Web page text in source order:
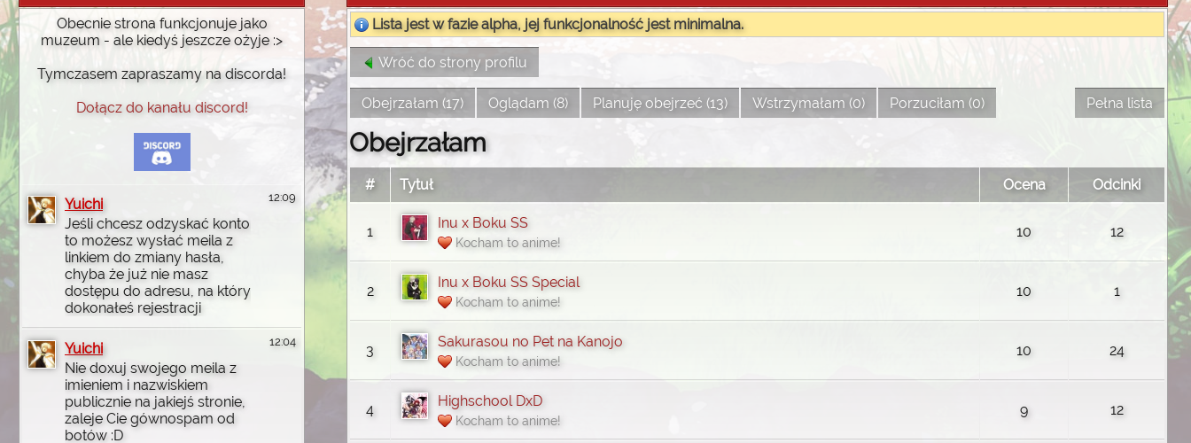
Obecnie strona funkcjonuje jako
muzeum - ale kiedyś jeszcze ożyje :>
Tymczasem zapraszamy na discorda!
Dołącz do kanału discord!
12:09
Yuichi
Jeśli chcesz odzyskać konto
to możesz wysłać meila z
linkiem do zmiany hasła,
chyba że już nie masz
dostępu do adresu, na który
dokonałeś rejestracji
12:04
Yuichi
Nie doxuj swojego meila z
imieniem i nazwiskiem
publicznie na jakiejś stronie,
zaleje Cie gównospam od
botów :D
Lista jest w fazie alpha, jej funkcjonalność jest minimalna.
Wróć do strony profilu
Pełna lista
Obejrzałam (17) Oglądam (8) Planuję obejrzeć (13) Wstrzymałam (0) Porzuciłam (0)
Obejrzałam
# Tytuł Ocena Odcinki
1
Inu x Boku SS
Kocham to anime!
10 12
2
Inu x Boku SS Special
Kocham to anime!
10 1
3
Sakurasou no Pet na Kanojo
Kocham to anime!
10 24
4
Highschool DxD
Kocham to anime!
9 12